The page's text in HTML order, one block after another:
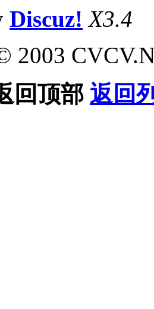
Discuz! X3.4
2003
回顶部 返回